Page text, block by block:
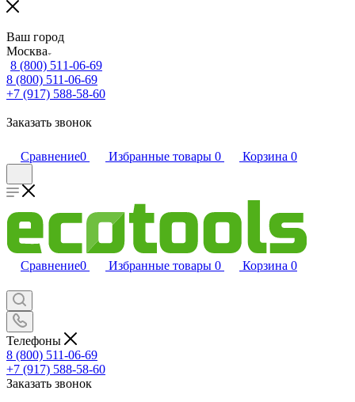
Ваш город
Москва
8 (800) 511-06-69
8 (800) 511-06-69
+7 (917) 588-58-60
Заказать звонок
Сравнение0 Избранные товары 0 Корзина 0
Сравнение0 Избранные товары 0 Корзина 0
Телефоны
8 (800) 511-06-69
+7 (917) 588-58-60
Заказать звонок